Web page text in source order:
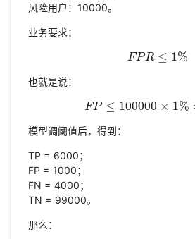
风险用户：10000。
业务要求：
FPR ≤ 1%
FPR ≤1 %
也就是说：
FP ≤ 100000 × 1%
FP ≤100000 ×1 %=
模型调阈值后，得到：
TP = 6000；
FP = 1000；
FN = 4000；
TN = 99000。
那么：